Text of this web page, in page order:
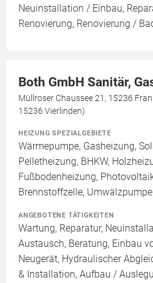
Neuinstallation / Einbau,
Renovierung, Renovierung /
Both GmbH Sanitär,
Müllroser Chaussee 21, 15236
15236 Vierlinden)
HEIZUNG SPEZIALGEBIETE
Wärmepumpe, Gasheizung,
Pelletheizung, BHKW,
Fußbodenheizung,
Brennstoffzelle, Umwälzpumpe
ANGEBOTENE TÄTIGKEITEN
Wartung, Reparatur,
Austausch, Beratung, Einbau
Neugerät, Hydraulischer
& Installation, Aufbau /